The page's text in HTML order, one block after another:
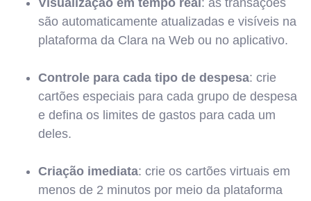
Visualização em tempo real : as transações
são automaticamente atualizadas e visíveis na
plataforma da Clara na Web ou no aplicativo.
Controle para cada tipo de despesa: crie
cartões especiais para cada grupo de despesa
e defina os limites de gastos para cada um
deles.
Criação imediata: crie os cartões virtuais em
menos de 2 minutos por meio da plataforma